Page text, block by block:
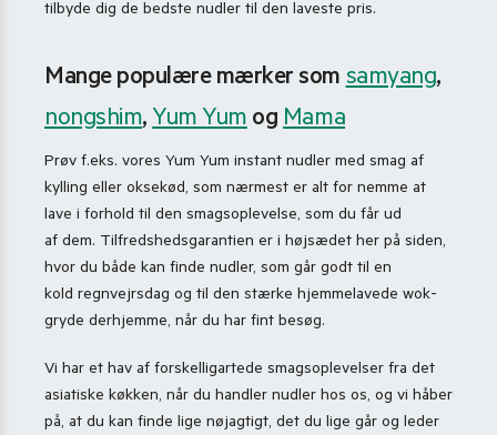
tilbyde dig de bedste nudler til den laveste pris.
Mange populære mærker somsamyang,
nongshim,Yum Yumog Mama
Prøv f.eks. vores Yum Yum instant nudler med smag af
kylling eller oksekød, som nærmest er alt for nemme at
lave i forhold til den smagsoplevelse, som du får ud
af dem. Tilfredshedsgarantien er i højsædet her på siden,
hvor du både kan finde nudler, som går godt til en
kold regnvejrsdag og til den stærke hjemmelavede wok-
gryde derhjemme, når du har fint besøg.
Vi har et hav af forskelligartede smagsoplevelser fra det
asiatiske køkken, når du handler nudler hos os, og vi håber
på, at du kan finde lige nøjagtigt, det du lige går og leder